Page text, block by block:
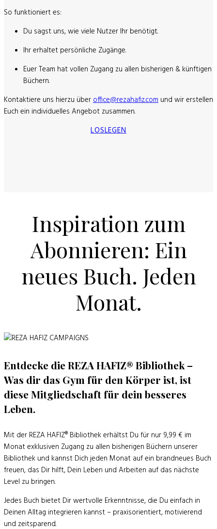
So funktioniert es:
Du sagst uns, wie viele Nutzer Ihr benötigt.
Ihr erhaltet persönliche Zugänge.
Euer Team hat vollen Zugang zu allen bisherigen & künftigen
Büchern.
Kontaktiere uns hierzu überoffice@rezahafiz.com und wir erstellen
Euch ein individuelles Angebot zusammen.
LOSLEGEN
Inspiration zum
Abonnieren: Ein
neues Buch. Jeden
Monat.
Entdecke die REZA HAFIZ® Bibliothek –
Was dir das Gym für den Körper ist, ist
diese Mitgliedschaft für dein besseres
Leben.
Mit der REZA HAFIZ® Bibliothekerhältst Du für nur 9,99 € im
Monat exklusiven Zugang zu allen bisherigen Büchern unserer
Bibliothek und kannst Dich jeden Monat auf ein brandneues Buch
freuen, das Dir hilft, Dein Leben und Arbeiten auf das nächste
Level zu bringen.
Jedes Buch bietet Dir wertvolle Erkenntnisse, die Du einfach in
Deinen Alltag integrieren kannst – praxisorientiert, motivierend
und zeitsparend.